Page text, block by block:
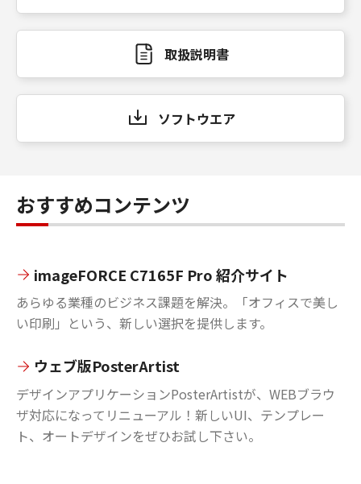
取扱説明書
ソフトウエア
おすすめコンテンツ
imageFORCE C7165F Pro 紹介サイト
あらゆる業種のビジネス課題を解決。「オフィスで美し
い印刷」という、新しい選択を提供します。
ウェブ版PosterArtist
デザインアプリケーションPosterArtistが、WEBブラウ
ザ対応になってリニューアル！新しいUI、テンプレー
ト、オートデザインをぜひお試し下さい。